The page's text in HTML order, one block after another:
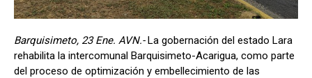
Barquisimeto, 23 Ene. AVN.-La gobernación del estado Lara
rehabilita la intercomunal Barquisimeto-Acarigua, como parte
del proceso de optimización y embellecimiento de las